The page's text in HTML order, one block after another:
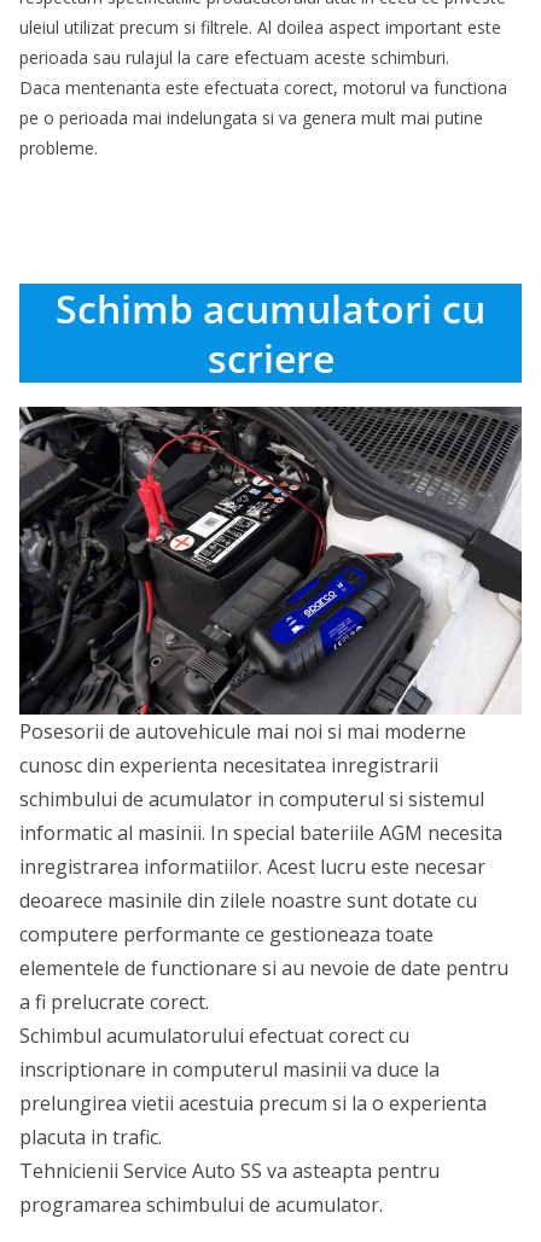
uleiul utilizat precum si filtrele. Al doilea aspect important este
perioada sau rulajul la care efectuam aceste schimburi.
Daca mentenanta este efectuata corect, motorul va functiona
pe o perioada mai indelungata si va genera mult mai putine
probleme.
Schimb acumulatori cu
scriere
Posesorii de autovehicule mai noi si mai moderne
cunosc din experienta necesitatea inregistrarii
schimbului de acumulator in computerul si sistemul
informatic al masinii. In special bateriile AGM necesita
inregistrarea informatiilor. Acest lucru este necesar
deoarece masinile din zilele noastre sunt dotate cu
computere performante ce gestioneaza toate
elementele de functionare si au nevoie de date pentru
a fi prelucrate corect.
Schimbul acumulatorului efectuat corect cu
inscriptionare in computerul masinii va duce la
prelungirea vietii acestuia precum si la o experienta
placuta in trafic.
Tehnicienii Service Auto SS va asteapta pentru
programarea schimbului de acumulator.